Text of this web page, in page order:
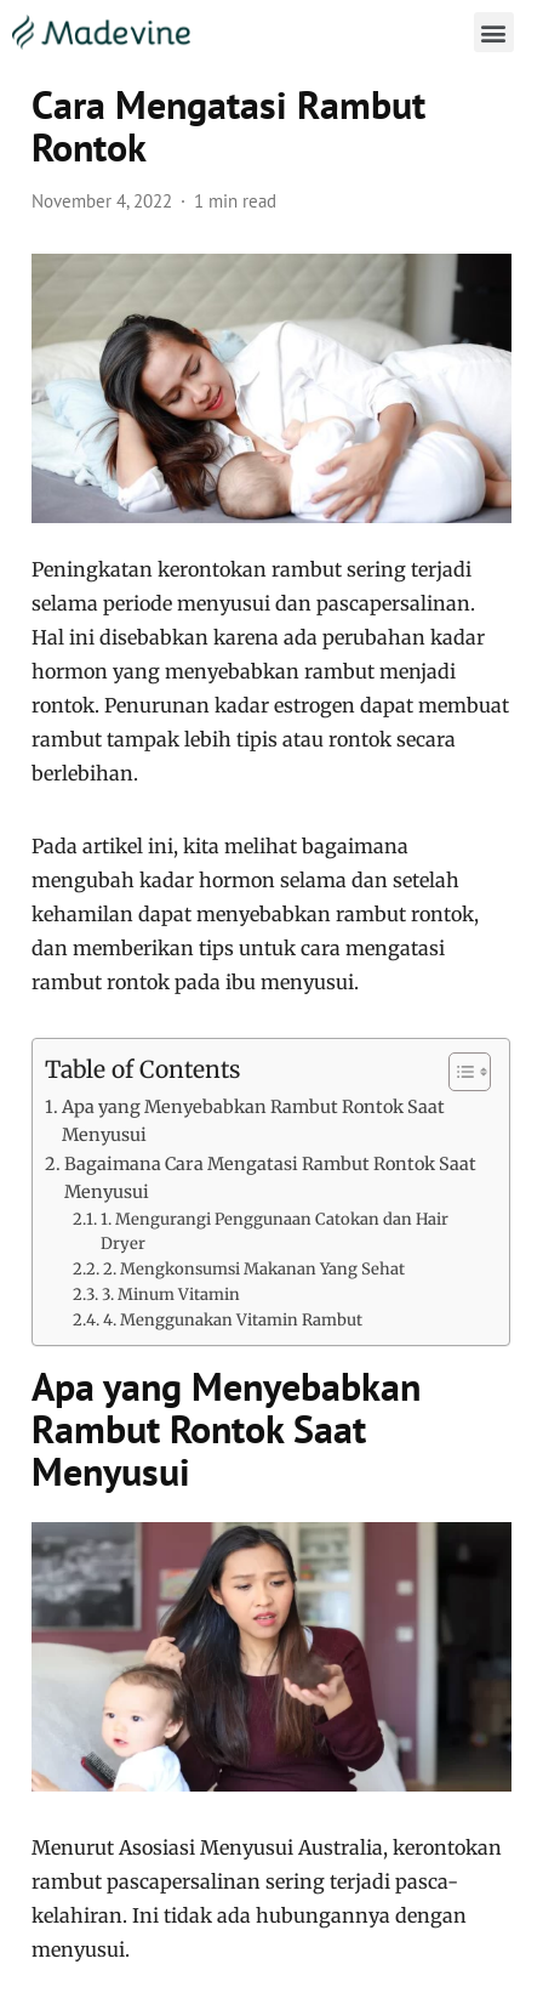
Cara Mengatasi Rambut
Rontok
November 4, 2022 1 min read
Peningkatan kerontokan rambut sering terjadi
selama periode menyusui dan pascapersalinan.
Hal ini disebabkan karena ada perubahan kadar
hormon yang menyebabkan rambut menjadi
rontok. Penurunan kadar estrogen dapat membuat
rambut tampak lebih tipis atau rontok secara
berlebihan.
Pada artikel ini, kita melihat bagaimana
mengubah kadar hormon selama dan setelah
kehamilan dapat menyebabkan rambut rontok,
dan memberikan tips untuk cara mengatasi
rambut rontok pada ibu menyusui.
Table of Contents
Apa yang Menyebabkan Rambut Rontok Saat
Menyusui
Bagaimana Cara Mengatasi Rambut Rontok Saat
Menyusui
1. Mengurangi Penggunaan Catokan dan Hair
Dryer
2. Mengkonsumsi Makanan Yang Sehat
3. Minum Vitamin
4. Menggunakan Vitamin Rambut
Apa yang Menyebabkan
Rambut Rontok Saat
Menyusui
Menurut Asosiasi Menyusui Australia, kerontokan
rambut pascapersalinan sering terjadi pasca-
kelahiran. Ini tidak ada hubungannya dengan
menyusui.